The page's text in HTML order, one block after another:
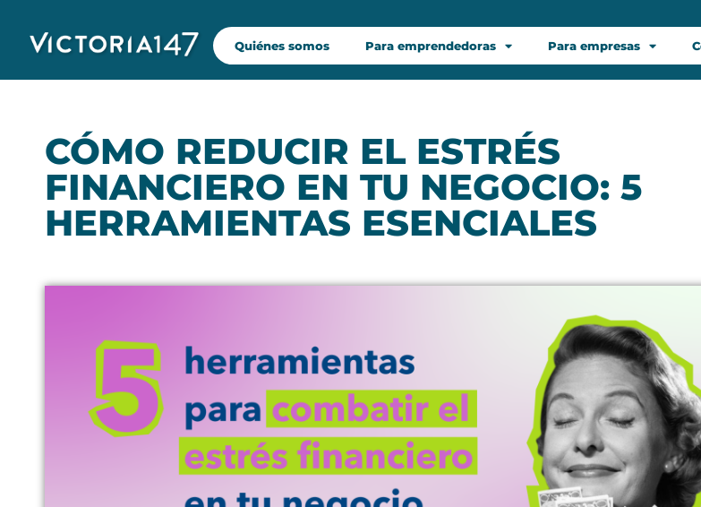
Saltar
Quiénes somos Para emprendedoras Para empresas
CÓMO REDUCIR EL ESTRÉS
FINANCIERO EN TU NEGOCIO: 5
HERRAMIENTAS ESENCIALES